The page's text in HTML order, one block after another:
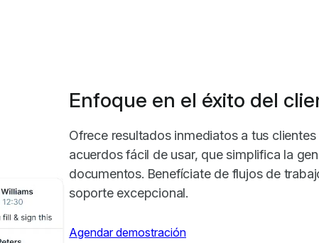
Enfoque en el éxito del
Ofrece resultados inmediatos a tus
acuerdos fácil de usar, que simplifica la
documentos. Benefíciate de flujos de
soporte excepcional.
Agendar demostración